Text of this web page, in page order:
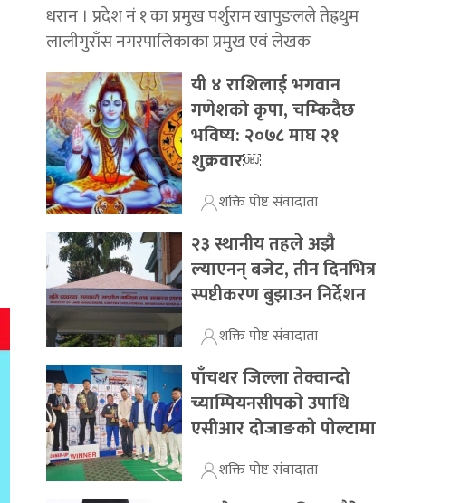
धरान । प्रदेश नं १ का प्रमुख पर्शुराम खापुङलले तेह्रथुम
लालीगुराँस नगरपालिकाका प्रमुख एवं लेखक
यी ४ राशिलाई भगवान
गणेशको कृपा, चम्किदैछ
भविष्य: २०७८ माघ २१
शुक्रवार￼
शक्ति पोष्ट संवादाता
२३ स्थानीय तहले अझै
ल्याएनन् बजेट, तीन दिनभित्र
स्पष्टीकरण बुझाउन निर्देशन
शक्ति पोष्ट संवादाता
पाँचथर जिल्ला तेक्वान्दो
च्याम्पियनसीपकाे उपाधि
एसीआर दोजाङकाे पाेल्टामा
शक्ति पोष्ट संवादाता